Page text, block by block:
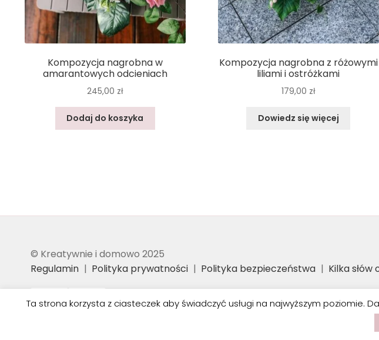
Kompozycja nagrobna w
amarantowych odcieniach
245,00 zł
Dodaj do koszyka
Kompozycja nagrobna z różowymi
liliami i ostróżkami
179,00 zł
Dowiedz się więcej
© Kreatywnie i domowo 2025
Regulamin
Polityka prywatności Polityka bezpieczeństwa Kilka słów
Ta strona korzysta z ciasteczek aby świadczyć usługi na najwyższym poziomie.